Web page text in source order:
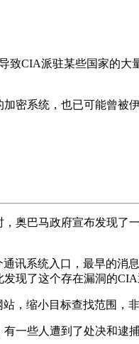
CIA派驻某些国家的
密系统，也已可能曾被
奥巴马政府宣布发现了
讯系统入口，最早的消
现了这个存在漏洞的
，缩小目标查找范围，
一些人遭到了处决和逮